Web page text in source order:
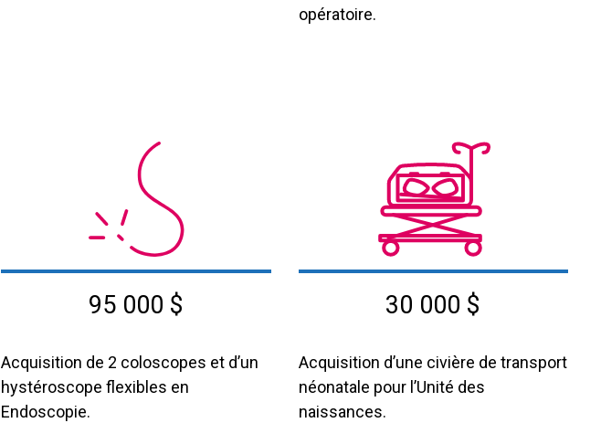
opératoire.
95 000 $
Acquisition de 2 coloscopes et d’un
hystéroscope flexibles en
Endoscopie.
30 000 $
Acquisition d’une civière de transport
néonatale pour l’Unité des
naissances.